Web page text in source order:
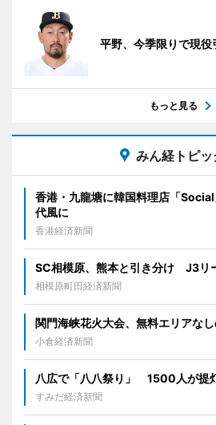
平野、今季限りで現
もっと見る
みん経トピッ
香港・九龍塘に韓国料理店「
代風に
香港経済新聞
SC相模原、熊本と引き分け J3リ
相模原町田経済新聞
関門海峡花火大会、無料エリアな
小倉経済新聞
八広で「八八祭り」 1500人が提
すみだ経済新聞